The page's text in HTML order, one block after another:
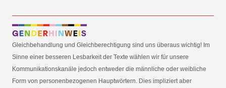
Gleichbehandlung und Gleichberechtigung sind uns überaus wichtig! Im
Sinne einer besseren Lesbarkeit der Texte wählen wir für unsere
Kommunikationskanäle jedoch entweder die männliche oder weibliche
Form von personenbezogenen Hauptwörtern. Dies impliziert aber